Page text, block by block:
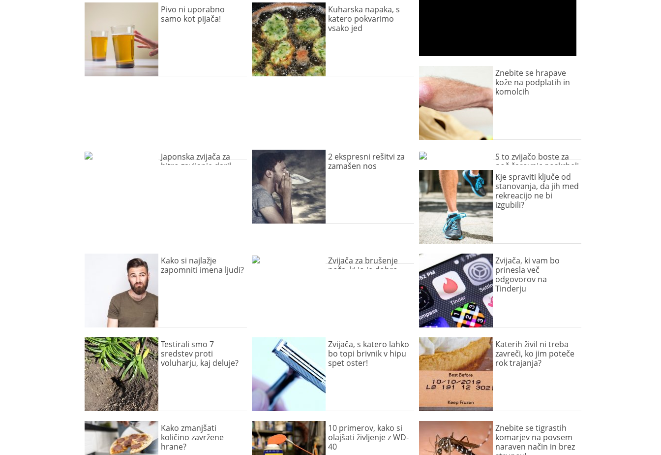
Pivo ni uporabno
samo kot pijača!
Kuharska napaka, s
katero pokvarimo
vsako jed
Znebite se hrapave
kože na podplatih in
komolcih
Japonska zvijača za
hitro zavijanje daril
2 ekspresni rešitvi za
zamašen nos
S to zvijačo boste za
noč čarovnic poskrbeli
za obilico gravža
(video)
Kje spraviti ključe od
stanovanja, da jih med
rekreacijo ne bi
izgubili?
Kako si najlažje
zapomniti imena ljudi?
Zvijača za brušenje
noža, ki jo je dobro
Zvijača, ki vam bo
prinesla več
odgovorov na
Tinderju
Testirali smo 7
sredstev proti
voluharju, kaj deluje?
Zvijača, s katero lahko
bo topi brivnik v hipu
spet oster!
Katerih živil ni treba
zavreči, ko jim poteče
rok trajanja?
Kako zmanjšati
količino zavržene
hrane?
10 primerov, kako si
olajšati življenje z WD-
40
Znebite se tigrastih
komarjev na povsem
naraven način in brez